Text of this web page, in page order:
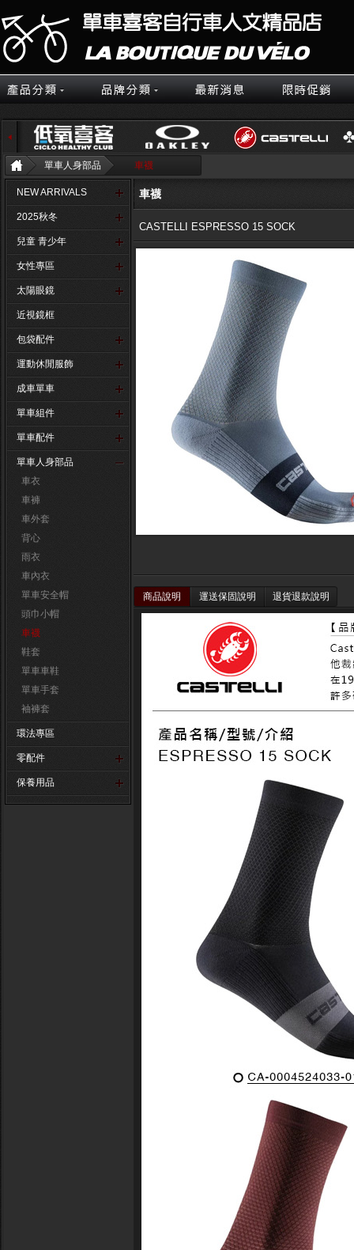
單車人身部品 車襪
NEW ARRIVALS
2025秋冬
兒童 青少年
女性專區
太陽眼鏡
近視鏡框
包袋配件
運動休閒服飾
成車單車
單車組件
單車配件
單車人身部品
車衣
車褲
車外套
背心
雨衣
車內衣
單車安全帽
頭巾小帽
車襪
鞋套
單車車鞋
單車手套
袖褲套
環法專區
零配件
保養用品
車襪
CASTELLI ESPRESSO 15 SOCK
商品說明 運送保固說明 退貨退款說明